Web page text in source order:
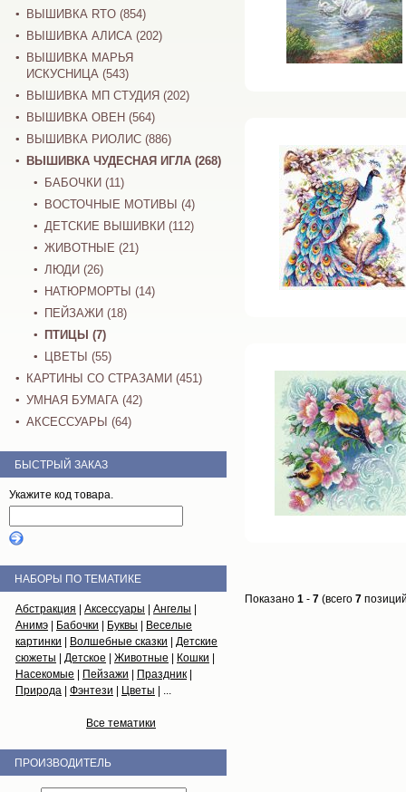
Показано 1 - 7 (всего 7
ВЫШИВКА RTO (854)
ВЫШИВКА АЛИСА (202)
ВЫШИВКА МАРЬЯ
ИСКУСНИЦА (543)
ВЫШИВКА МП СТУДИЯ (202)
ВЫШИВКА ОВЕН (564)
ВЫШИВКА РИОЛИС (886)
ВЫШИВКА ЧУДЕСНАЯ ИГЛА (268)
БАБОЧКИ (11)
ВОСТОЧНЫЕ МОТИВЫ (4)
ДЕТСКИЕ ВЫШИВКИ (112)
ЖИВОТНЫЕ (21)
ЛЮДИ (26)
НАТЮРМОРТЫ (14)
ПЕЙЗАЖИ (18)
ПТИЦЫ (7)
ЦВЕТЫ (55)
КАРТИНЫ СО СТРАЗАМИ (451)
УМНАЯ БУМАГА (42)
АКСЕССУАРЫ (64)
БЫСТРЫЙ ЗАКАЗ
Укажите код товара.
НАБОРЫ ПО ТЕМАТИКЕ
Абстракция Аксессуары Ангелы
Анимэ
Бабочки Буквы
Веселые
картинки
Волшебные сказки
Детские
сюжеты
Детское Животные Кошки
Насекомые
Пейзажи Праздник
Природа
Фэнтези Цветы | ...
Все тематики
ПРОИЗВОДИТЕЛЬ